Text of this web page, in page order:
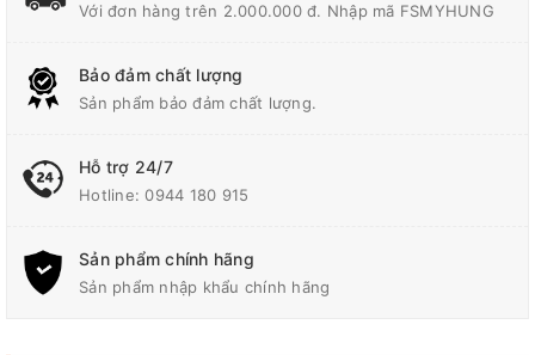
Với đơn hàng trên 2.000.000 đ. Nhập mã FSMYHUNG
Bảo đảm chất lượng
Sản phẩm bảo đảm chất lượng.
Hỗ trợ 24/7
Hotline:0944 180 915
Sản phẩm chính hãng
Sản phẩm nhập khẩu chính hãng